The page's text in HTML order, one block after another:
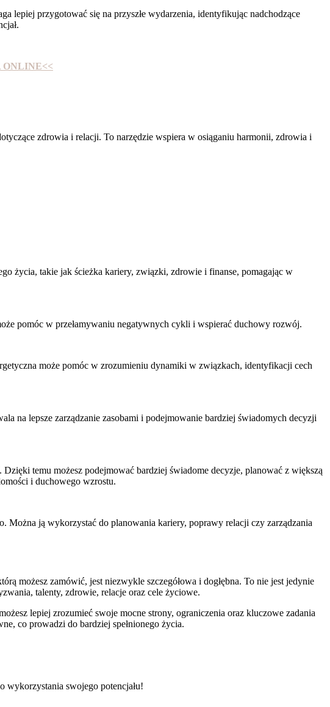
lepiej przygotować się na przyszłe wydarzenia, identyfikując nadchodzące
ONLINE<<
zdrowia i relacji. To narzędzie wspiera w osiąganiu harmonii, zdrowia i
życia, takie jak ścieżka kariery, związki, zdrowie i finanse, pomagając w
pomóc w przełamywaniu negatywnych cykli i wspierać duchowy rozwój.
może pomóc w zrozumieniu dynamiki w związkach, identyfikacji cech
na lepsze zarządzanie zasobami i podejmowanie bardziej świadomych decyzji
temu możesz podejmować bardziej świadome decyzje, planować z większą
i duchowego wzrostu.
Można ją wykorzystać do planowania kariery, poprawy relacji czy zarządzania
możesz zamówić, jest niezwykle szczegółowa i dogłębna. To nie jest jedynie
talenty, zdrowie, relacje oraz cele życiowe.
lepiej zrozumieć swoje mocne strony, ograniczenia oraz kluczowe zadania
co prowadzi do bardziej spełnionego życia.
wykorzystania swojego potencjału!